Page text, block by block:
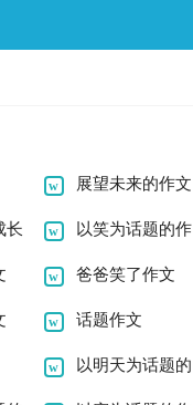
展望未来的作文
长 以笑为话题的作
文 爸爸笑了作文
话题作文
以明天为话题的